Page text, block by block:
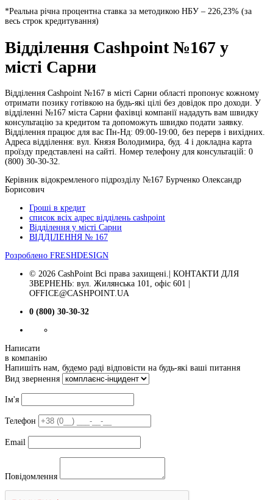
*Реальна річна процентна ставка за методикою НБУ – 226,23% (за
весь строк кредитування)
Відділення Cashpoint №167 у
місті Сарни
Відділення Cashpoint №167 в місті Сарни області пропонує кожному
отримати позику готівкою на будь-які цілі без довідок про доходи. У
відділенні №167 міста Сарни фахівці компанії нададуть вам швидку
консультацію за кредитом та допоможуть швидко подати заявку.
Відділення працює для вас Пн-Нд: 09:00-19:00, без перерв і вихідних.
Адреса відділення: вул. Князя Володимира, буд. 4 і докладна карта
проїзду представлені на сайті. Номер телефону для консультацій: 0
(800) 30-30-32.
Керівник відокремленого підрозділу №167 Бурченко Олександр
Борисович
Гроші в кредит
список всіх адрес відділень cashpoint
Відділення у місті Сарни
ВІДДІЛЕННЯ № 167
Розроблено FRESHDESIGN
© 2026 CashPoint Всі права захищені.| КОНТАКТИ ДЛЯ
ЗВЕРНЕНЬ: вул. Жилянська 101, офіс 601 |
OFFICE@CASHPOINT.UA
0 (800) 30-30-32
Написати
в компанію
Напишіть нам, будемо раді відповісти на будь-які ваші питання
Вид звернення
Ім'я
Телефон
Email
Повідомлення